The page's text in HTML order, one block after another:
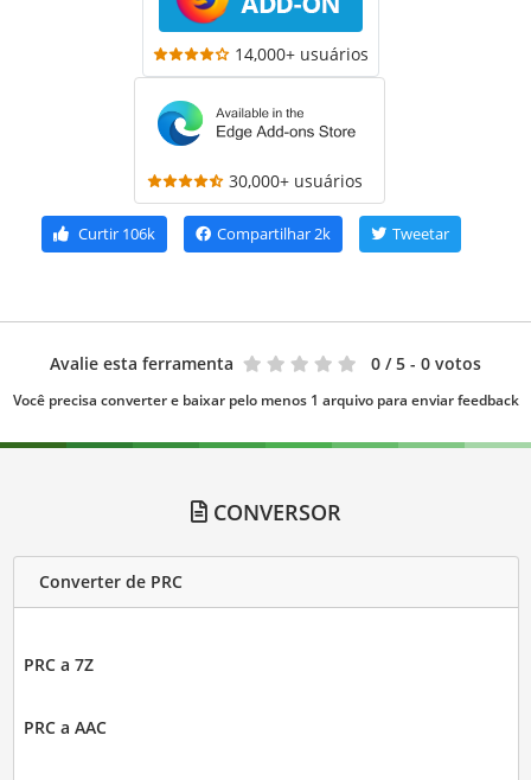
14,000+ usuários
30,000+ usuários
Curtir 106k Compartilhar2k Tweetar
Avalie esta ferramenta 0 / 5 - 0 votos
Você precisa converter e baixar pelo menos 1 arquivo para enviar feedback
CONVERSOR
Converter de PRC
PRC a 7Z
PRC a AAC